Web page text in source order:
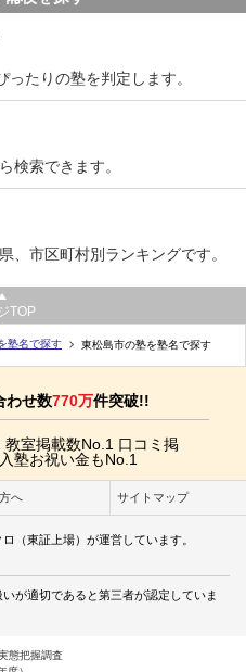
たりの塾を判定します。
検索できます。
、市区町村別ランキングです。
TOP
塾名で探す 東松島市の塾を塾名で探す
わせ数770万件突破!!
へ サイトマップ
（東証上場）が運営しています。
が適切であると第三者が認定していま
態把握調査